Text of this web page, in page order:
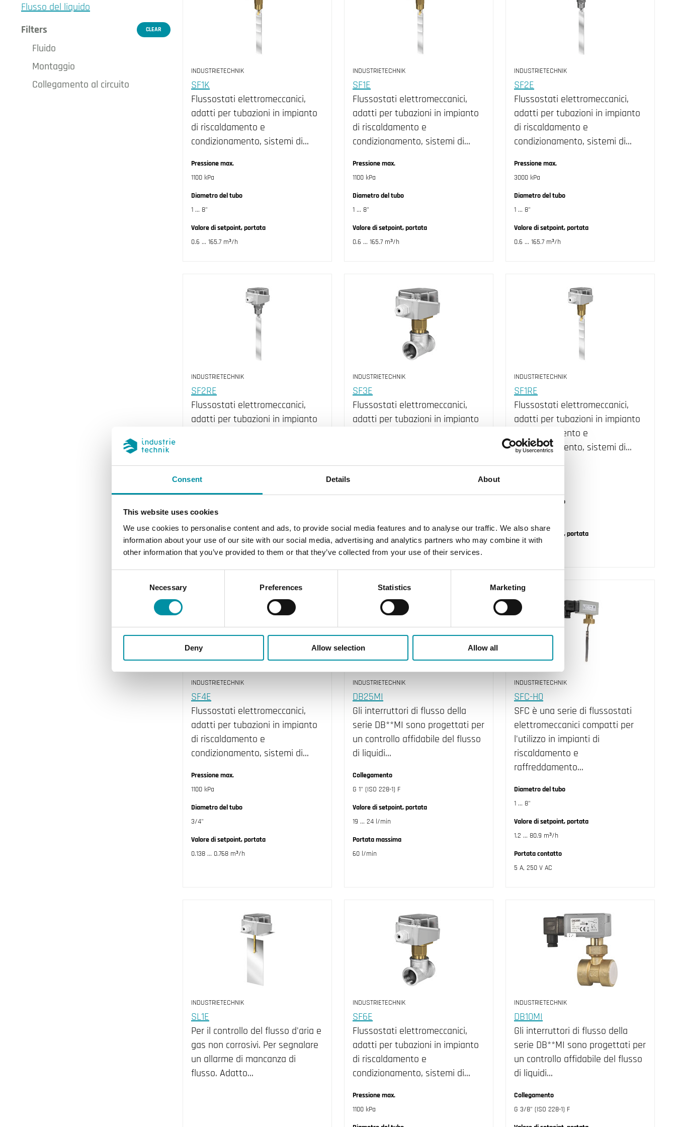
Consent Details About
This website uses cookies
We use cookies to personalise content and ads, to provide social media features and to analyse our traffic. We also share
information about your use of our site with our social media, advertising and analytics partners who may combine it with
other information that you’ve provided to them or that they’ve collected from your use of their services.
Necessary Preferences Statistics Marketing
Deny Allow selection Allow all
Flusso del liquido
Filters
CLEAR
Fluido
Air/Gas (1)
Liquid (27)
Montaggio
Duct (1)
Collegamento al circuito
INDUSTRIETECHNIK
SF1K
Flussostati elettromeccanici,
adatti per tubazioni in impianto
di riscaldamento e
condizionamento, sistemi di…
Pressione max.
1100 kPa
Diametro del tubo
1 ... 8"
Valore di setpoint, portata
0.6 ... 165.7 m³/h
INDUSTRIETECHNIK
SF1E
Flussostati elettromeccanici,
adatti per tubazioni in impianto
di riscaldamento e
condizionamento, sistemi di…
Pressione max.
1100 kPa
Diametro del tubo
1 ... 8"
Valore di setpoint, portata
0.6 ... 165.7 m³/h
INDUSTRIETECHNIK
SF2E
Flussostati elettromeccanici,
adatti per tubazioni in impianto
di riscaldamento e
condizionamento, sistemi di…
Pressione max.
3000 kPa
Diametro del tubo
1 ... 8"
Valore di setpoint, portata
0.6 ... 165.7 m³/h
INDUSTRIETECHNIK
SF2RE
Flussostati elettromeccanici,
adatti per tubazioni in impianto
3000 kPa
1 ... 8"
Valore di setpoint, portata
0.2 ... 90.1 m³/h
INDUSTRIETECHNIK
SF3E
Flussostati elettromeccanici,
adatti per tubazioni in impianto
Valore di setpoint, portata
0.174 ... 0.846 m³/h
INDUSTRIETECHNIK
SF1RE
Flussostati elettromeccanici,
adatti per tubazioni in impianto
di riscaldamento e
condizionamento, sistemi di…
Diametro del tubo
Valore di setpoint, portata
INDUSTRIETECHNIK
SF4E
Flussostati elettromeccanici,
adatti per tubazioni in impianto
di riscaldamento e
condizionamento, sistemi di…
Pressione max.
1100 kPa
Diametro del tubo
3/4"
Valore di setpoint, portata
0.138 ... 0.768 m³/h
INDUSTRIETECHNIK
DB25MI
Gli interruttori di flusso della
serie DB**MI sono progettati per
un controllo affidabile del flusso
di liquidi…
Collegamento
G 1" (ISO 228-1) F
Valore di setpoint, portata
19 ... 24 l/min
Portata massima
60 l/min
INDUSTRIETECHNIK
SFC-H0
SFC è una serie di flussostati
elettromeccanici compatti per
l'utilizzo in impianti di
riscaldamento e
raffreddamento…
Diametro del tubo
1 ... 8"
Valore di setpoint, portata
1.2 ... 80.9 m³/h
Portata contatto
5 A, 250 V AC
INDUSTRIETECHNIK
SL1E
Per il controllo del flusso d'aria e
gas non corrosivi. Per segnalare
un allarme di mancanza di
flusso. Adatto…
INDUSTRIETECHNIK
SF6E
Flussostati elettromeccanici,
adatti per tubazioni in impianto
di riscaldamento e
condizionamento, sistemi di…
Pressione max.
1100 kPa
INDUSTRIETECHNIK
DB10MI
Gli interruttori di flusso della
serie DB**MI sono progettati per
un controllo affidabile del flusso
di liquidi…
Collegamento
G 3/8" (ISO 228-1) F